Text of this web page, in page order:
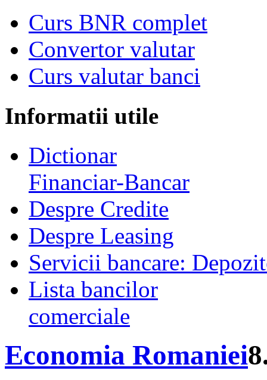
Curs BNR complet
Convertor valutar
Curs valutar banci
Informatii utile
Dictionar
Financiar-Bancar
Despre Credite
Despre Leasing
Servicii bancare:
Lista bancilor
comerciale
Economia Romaniei